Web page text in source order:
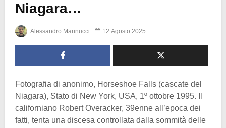
Niagara…
Alessandro Marinucci 12 Agosto 2025
Fotografia di anonimo, Horseshoe Falls (cascate del
Niagara), Stato di New York, USA, 1º ottobre 1995. Il
californiano Robert Overacker, 39enne all’epoca dei
fatti, tenta una discesa controllata dalla sommità delle